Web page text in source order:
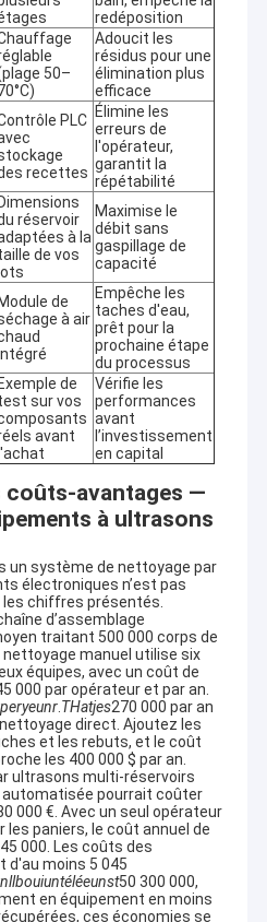
redéposition
50–
Adoucit les
résidus pour une
élimination plus
efficace
PLC
recettes
Élimine les
erreurs de
l'opérateur,
garantit la
répétabilité
Dimensions
réservoir
à la
de vos
lots
Maximise le
débit sans
gaspillage de
capacité
Module de
à air
Empêche les
taches d'eau,
prêt pour la
prochaine étape
du processus
Exemple de
sur vos
avant
l'achat
Vérifie les
performances
avant
l’investissement
en capital
coûts-avantages —
à ultrasons
un système de nettoyage par
électroniques n’est pas
chiffres présentés.
d’assemblage
traitant 500 000 corps de
manuel utilise six
équipes, avec un coût de
000 par opérateur et par an.
peryeunr.THatjes270 000 par an
direct. Ajoutez les
et les rebuts, et le coût
les 400 000 $ par an.
ultrasons multi-réservoirs
automatisée pourrait coûter
000 €. Avec un seul opérateur
paniers, le coût annuel de
000. Les coûts des
d'au moins 5 045
llbouiuntéléeunst50 300 000,
en équipement en moins
ces économies se